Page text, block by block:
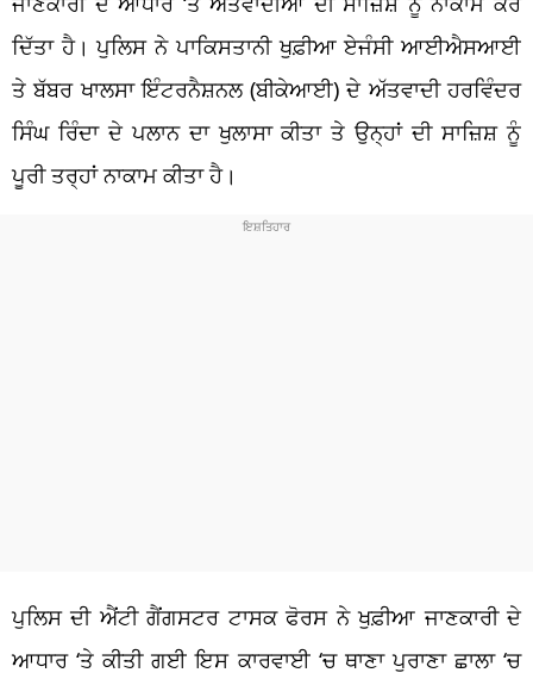
ਦਿੱਤਾ ਹੈ। ਪੁਲਿਸ ਨੇ ਪਾਕਿਸਤਾਨੀ ਖੁਫ਼ੀਆ ਏਜੰਸੀ ਆਈਐਸਆਈ
ਤੇ ਬੱਬਰ ਖਾਲਸਾ ਇੰਟਰਨੈਸ਼ਨਲ (ਬੀਕੇਆਈ) ਦੇ ਅੱਤਵਾਦੀ ਹਰਵਿੰਦਰ
ਸਿੰਘ ਰਿੰਦਾ ਦੇ ਪਲਾਨ ਦਾ ਖੁਲਾਸਾ ਕੀਤਾ ਤੇ ਉਨ੍ਹਾਂ ਦੀ ਸਾਜ਼ਿਸ਼ ਨੂੰ
ਪੂਰੀ ਤਰ੍ਹਾਂ ਨਾਕਾਮ ਕੀਤਾ ਹੈ।
ਪੁਲਿਸ ਦੀ ਐਂਟੀ ਗੈਂਗਸਟਰ ਟਾਸਕ ਫੋਰਸ ਨੇ ਖੁਫ਼ੀਆ ਜਾਣਕਾਰੀ ਦੇ
ਆਧਾਰ ‘ਤੇ ਕੀਤੀ ਗਈ ਇਸ ਕਾਰਵਾਈ ‘ਚ ਥਾਣਾ ਪੁਰਾਣਾ ਛਾਲਾ ‘ਚ